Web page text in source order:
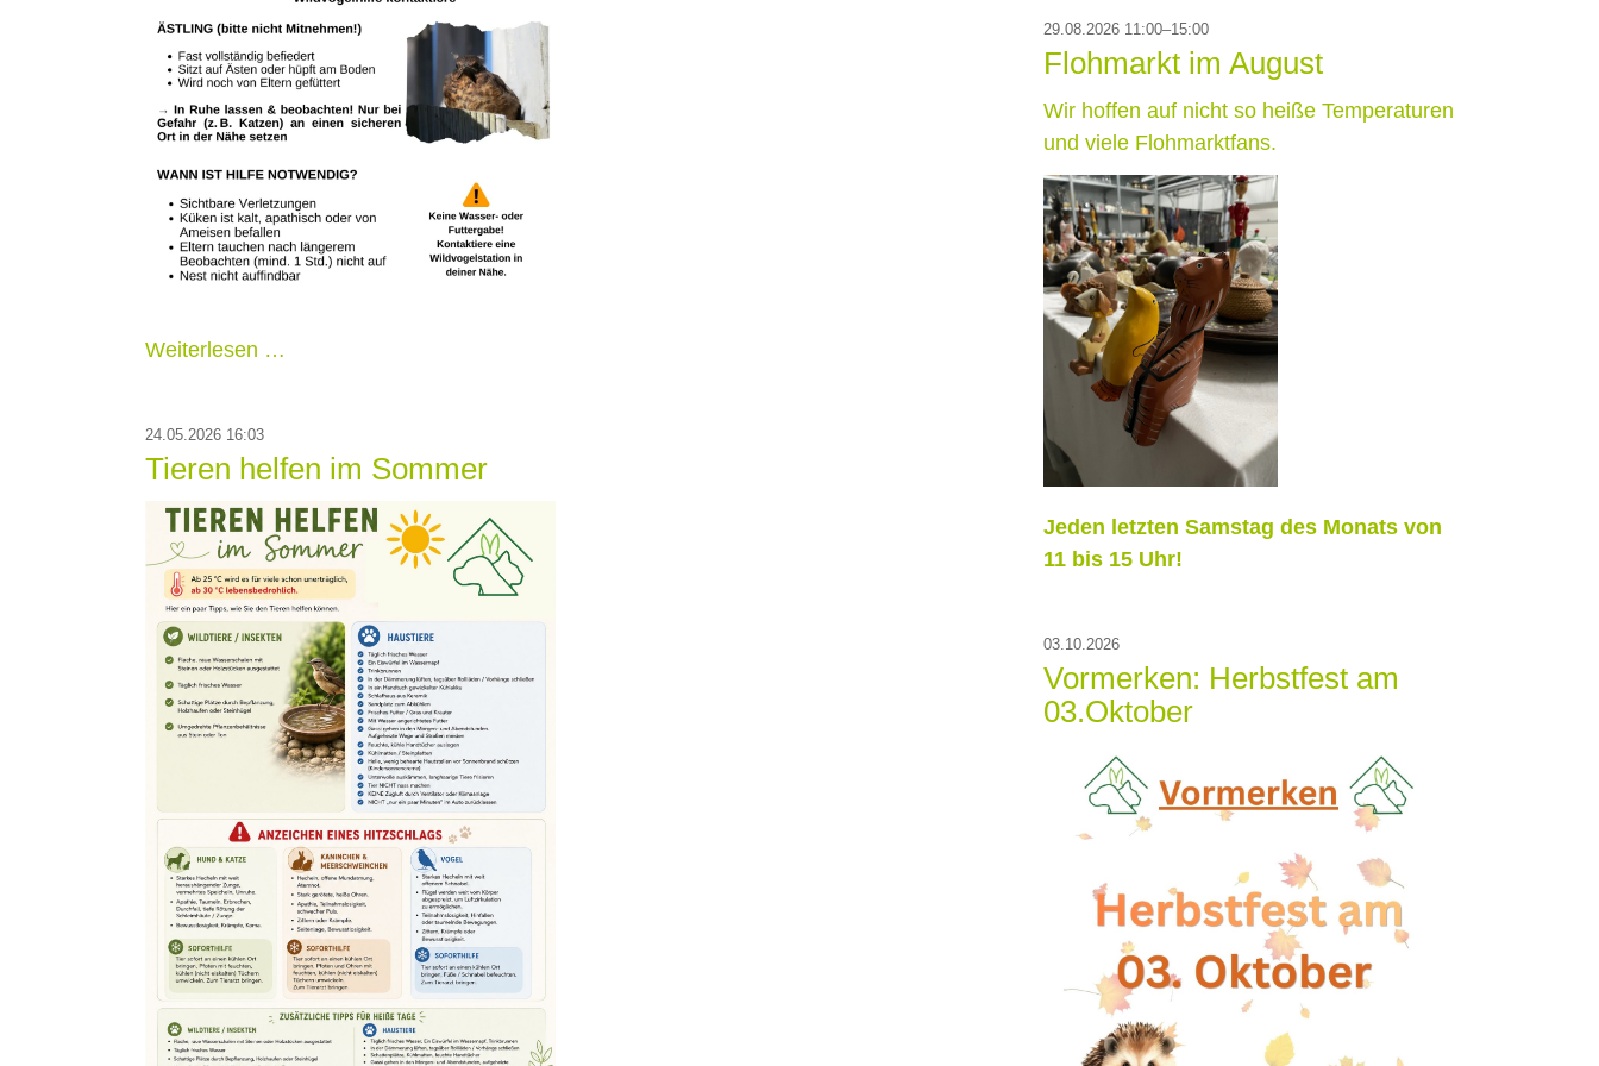
Weiterlesen …
24.05.2026 16:03
Tieren helfen im Sommer
29.08.2026 11:00–15:00
Flohmarkt im August
Wir hoffen auf nicht so heiße Temperaturen
und viele Flohmarktfans.
Jeden letzten Samstag des Monats von
11 bis 15 Uhr!
03.10.2026
Vormerken: Herbstfest am
03.Oktober